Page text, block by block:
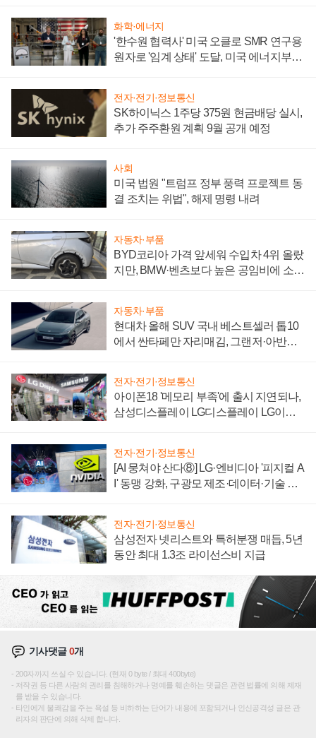
화학·에너지
'한수원 협력사' 미국 오클로 SMR 연구용
원자로 '임계 상태' 도달, 미국 에너지부
전자·전기·정보통신
SK하이닉스 1주당 375원 현금배당 실시,
추가 주주환원 계획 9월 공개 예정
사회
미국 법원 "트럼프 정부 풍력 프로젝트 동
결 조치는 위법", 해제 명령 내려
자동차·부품
BYD코리아 가격 앞세워 수입차 4위 올랐
지만, BMW·벤츠보다 높은 공임비에 소비
자동차·부품
현대차 올해 SUV 국내 베스트셀러 톱10
에서 싼타페만 자리매김, 그랜저·아반떼
전자·전기·정보통신
아이폰18 '메모리 부족'에 출시 지연되나,
삼성디스플레이 LG디스플레이 LG이노
전자·전기·정보통신
[AI 뭉쳐야 산다⑧] LG·엔비디아 '피지컬 A
I' 동맹 강화, 구광모 제조·데이터·기술 결
전자·전기·정보통신
삼성전자 넷리스트와 특허분쟁 매듭, 5년
동안 최대 1.3조 라이선스비 지급
기사댓글0개
200자까지 쓰실 수 있습니다. (현재 0 byte / 최대 400byte)
저작권 등 다른 사람의 권리를 침해하거나 명예를 훼손하는 댓글은 관련 법률에 의해 제재
를 받을 수 있습니다.
타인에게 불쾌감을 주는 욕설 등 비하하는 단어가 내용에 포함되거나 인신공격성 글은 관
리자의 판단에 의해 삭제 합니다.